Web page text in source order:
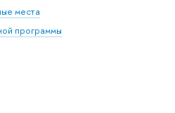
места
программы